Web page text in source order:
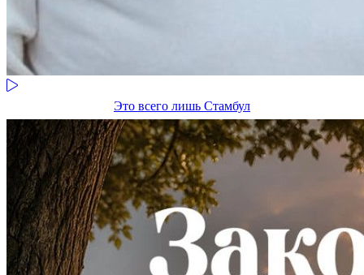
Это всего лишь Стамбул